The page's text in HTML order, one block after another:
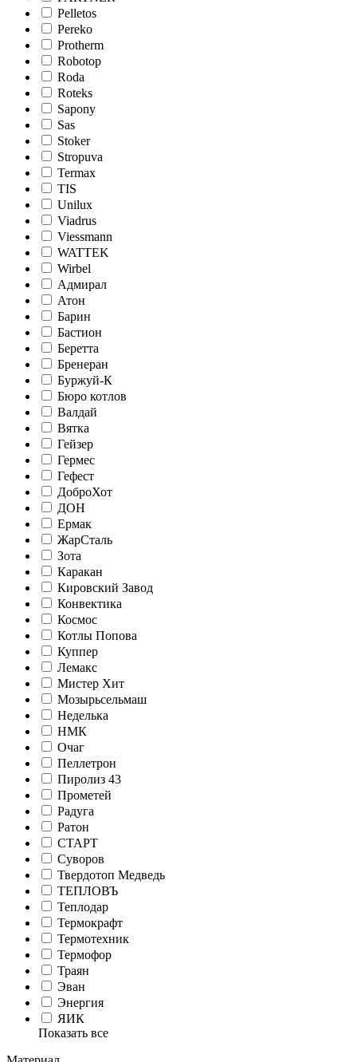
Pelletos
Pereko
Protherm
Robotop
Roda
Roteks
Sapony
Sas
Stoker
Stropuva
Termax
TIS
Unilux
Viadrus
Viessmann
WATTEK
Wirbel
Адмирал
Атон
Барин
Бастион
Беретта
Бренеран
Буржуй-К
Бюро котлов
Валдай
Вятка
Гейзер
Гермес
Гефест
ДоброХот
ДОН
Ермак
ЖарСталь
Зота
Каракан
Кировский Завод
Конвектика
Космос
Котлы Попова
Куппер
Лемакс
Мистер Хит
Мозырьсельмаш
Неделька
НМК
Очаг
Пеллетрон
Пиролиз 43
Прометей
Радуга
Ратон
СТАРТ
Суворов
Твердотоп Медведь
ТЕПЛОВЪ
Теплодар
Термокрафт
Термотехник
Термофор
Траян
Эван
Энергия
ЯИК
Показать все